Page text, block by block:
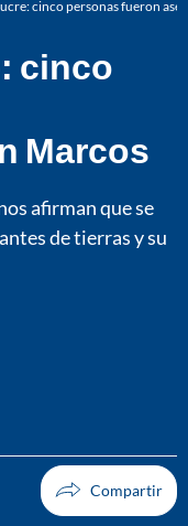
cinco personas fueron
cinco
Marcos
afirman que se
de tierras y su